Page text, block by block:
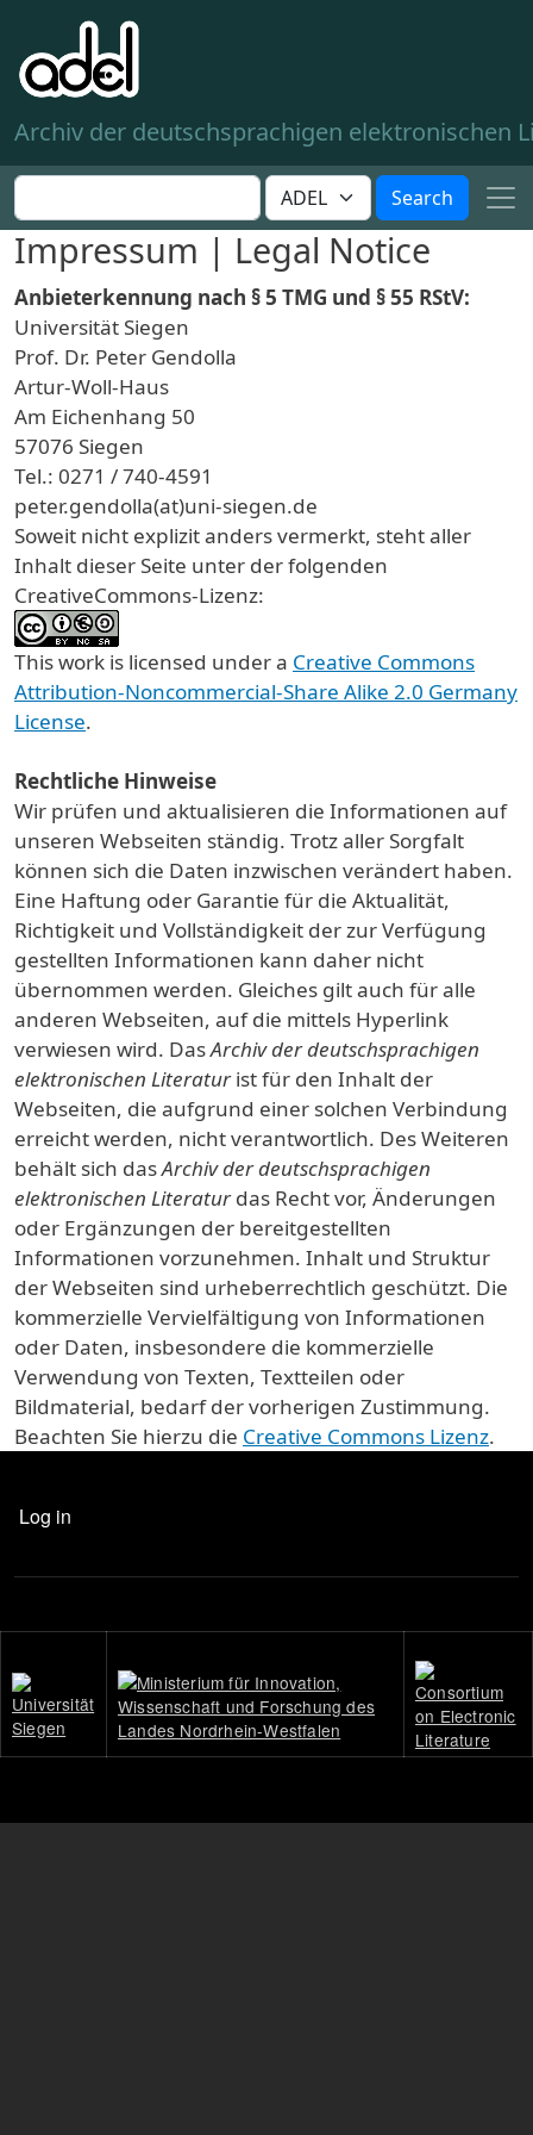
Archiv der deutschsprachigen elektronischen
Search this site Customize your search
Search
Impressum | Legal Notice
Anbieterkennung nach § 5 TMG und § 55 RStV:
Universität Siegen
Prof. Dr. Peter Gendolla
Artur-Woll-Haus
Am Eichenhang 50
57076 Siegen
Tel.: 0271 / 740-4591
peter.gendolla(at)uni-siegen.de
Soweit nicht explizit anders vermerkt, steht aller
Inhalt dieser Seite unter der folgenden
CreativeCommons-Lizenz:
This work is licensed under a Creative Commons
Attribution-Noncommercial-Share Alike 2.0 Germany
License.
Rechtliche Hinweise
Wir prüfen und aktualisieren die Informationen auf
unseren Webseiten ständig. Trotz aller Sorgfalt
können sich die Daten inzwischen verändert haben.
Eine Haftung oder Garantie für die Aktualität,
Richtigkeit und Vollständigkeit der zur Verfügung
gestellten Informationen kann daher nicht
übernommen werden. Gleiches gilt auch für alle
anderen Webseiten, auf die mittels Hyperlink
verwiesen wird. DasArchiv der deutschsprachigen
elektronischen Literaturist für den Inhalt der
Webseiten, die aufgrund einer solchen Verbindung
erreicht werden, nicht verantwortlich. Des Weiteren
behält sich dasArchiv der deutschsprachigen
elektronischen Literaturdas Recht vor, Änderungen
oder Ergänzungen der bereitgestellten
Informationen vorzunehmen. Inhalt und Struktur
der Webseiten sind urheberrechtlich geschützt. Die
kommerzielle Vervielfältigung von Informationen
oder Daten, insbesondere die kommerzielle
Verwendung von Texten, Textteilen oder
Bildmaterial, bedarf der vorherigen Zustimmung.
Beachten Sie hierzu die Creative Commons Lizenz.
USER ACCOUNT MENU
Log in